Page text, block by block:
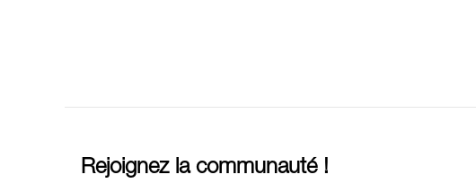
Rejoignez la communauté !